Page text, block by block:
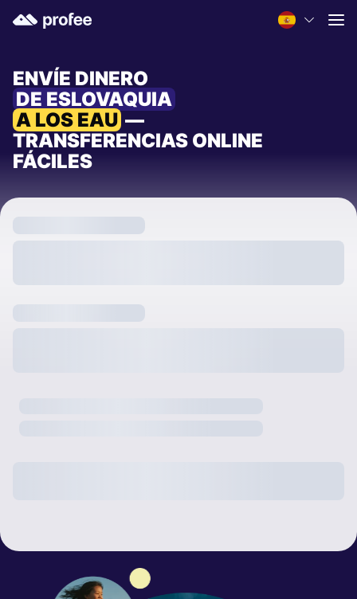
ENVÍE DINERO
DE ESLOVAQUIA
A LOS EAU —
TRANSFERENCIAS ONLINE
FÁCILES